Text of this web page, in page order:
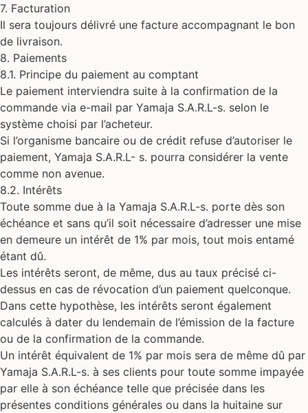
7. Facturation
Il sera toujours délivré une facture accompagnant le bon
de livraison.
8. Paiements
8.1. Principe du paiement au comptant
Le paiement interviendra suite à la confirmation de la
commande via e-mail par Yamaja S.A.R.L-s. selon le
système choisi par l’acheteur.
Si l’organisme bancaire ou de crédit refuse d’autoriser le
paiement, Yamaja S.A.R.L- s. pourra considérer la vente
comme non avenue.
8.2. Intérêts
Toute somme due à la Yamaja S.A.R.L-s. porte dès son
échéance et sans qu’il soit nécessaire d’adresser une mise
en demeure un intérêt de 1% par mois, tout mois entamé
étant dû.
Les intérêts seront, de même, dus au taux précisé ci-
dessus en cas de révocation d’un paiement quelconque.
Dans cette hypothèse, les intérêts seront également
calculés à dater du lendemain de l’émission de la facture
ou de la confirmation de la commande.
Un intérêt équivalent de 1% par mois sera de même dû par
Yamaja S.A.R.L-s. à ses clients pour toute somme impayée
par elle à son échéance telle que précisée dans les
présentes conditions générales ou dans la huitaine sur